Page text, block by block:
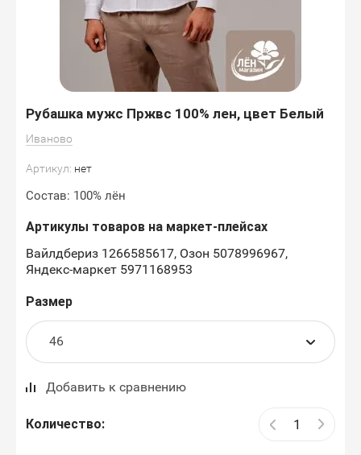
Рубашка мужс Пржвс 100% лен, цвет Белый
Иваново
Артикул: нет
Состав: 100% лён
Артикулы товаров на маркет-плейсах
Вайлдбериз 1266585617, Озон 5078996967,
Яндекс-маркет 5971168953
Размер
Добавить к сравнению
Количество: